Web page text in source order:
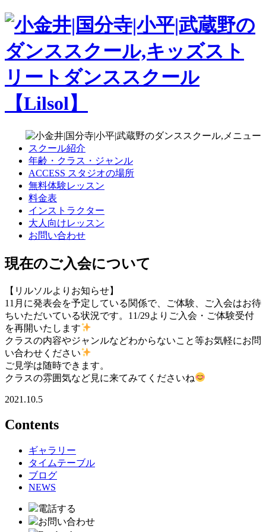
スクール紹介
年齢・クラス・ジャンル
ACCESS スタジオの場所
無料体験レッスン
料金表
インストラクター
大人向けレッスン
お問い合わせ
現在のご入会について
【リルソルよりお知らせ】
11月に発表会を予定している関係で、ご体験、ご入会はお待
ちいただいている状況です。11/29よりご入会・ご体験受付
を再開いたします
クラスの内容やジャンルなどわからないこと等お気軽にお問
い合わせください
ご見学は随時できます。
クラスの雰囲気など見に来てみてくださいね
2021.10.5
Contents
ギャラリー
タイムテーブル
ブログ
NEWS
電話する
お問い合わせ